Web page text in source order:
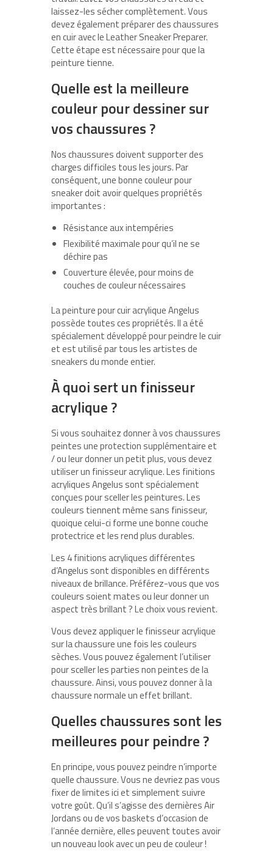
laissez-les sécher complètement. Vous
devez également préparer des chaussures
en cuir avec le Leather Sneaker Preparer.
Cette étape est nécessaire pour que la
peinture tienne.
Quelle est la meilleure
couleur pour dessiner sur
vos chaussures ?
Nos chaussures doivent supporter des
charges difficiles tous les jours. Par
conséquent, une bonne couleur pour
sneaker doit avoir quelques propriétés
importantes :
Résistance aux intempéries
Flexibilité maximale pour qu’il ne se
déchire pas
Couverture élevée, pour moins de
couches de couleur nécessaires
La peinture pour cuir acrylique Angelus
possède toutes ces propriétés. Il a été
spécialement développé pour peindre le cuir
et est utilisé par tous les artistes de
sneakers du monde entier.
À quoi sert un finisseur
acrylique ?
Si vous souhaitez donner à vos chaussures
peintes une protection supplémentaire et
/ ou leur donner un petit plus, vous devez
utiliser un finisseur acrylique. Les finitions
acryliques Angelus sont spécialement
conçues pour sceller les peintures. Les
couleurs tiennent même sans finisseur,
quoique celui-ci forme une bonne couche
protectrice et les rend plus durables.
Les 4 finitions acryliques différentes
d’Angelus sont disponibles en différents
niveaux de brillance. Préférez-vous que vos
couleurs soient mates ou leur donner un
aspect très brillant ? Le choix vous revient.
Vous devez appliquer le finisseur acrylique
sur la chaussure une fois les couleurs
sèches. Vous pouvez également l’utiliser
pour sceller les parties non peintes de la
chaussure. Ainsi, vous pouvez donner à la
chaussure normale un effet brillant.
Quelles chaussures sont les
meilleures pour peindre ?
En principe, vous pouvez peindre n’importe
quelle chaussure. Vous ne devriez pas vous
fixer de limites ici et simplement suivre
votre goût. Qu’il s’agisse des dernières Air
Jordans ou de vos baskets d’occasion de
l’année dernière, elles peuvent toutes avoir
un nouveau look avec un peu de couleur !